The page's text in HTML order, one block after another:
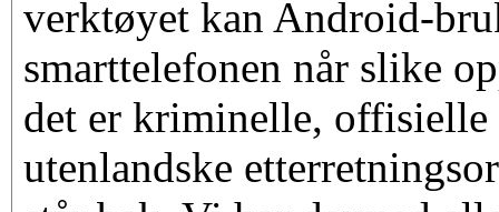
verktøyet kan Android-
smarttelefonen når slike
det er kriminelle,
utenlandske